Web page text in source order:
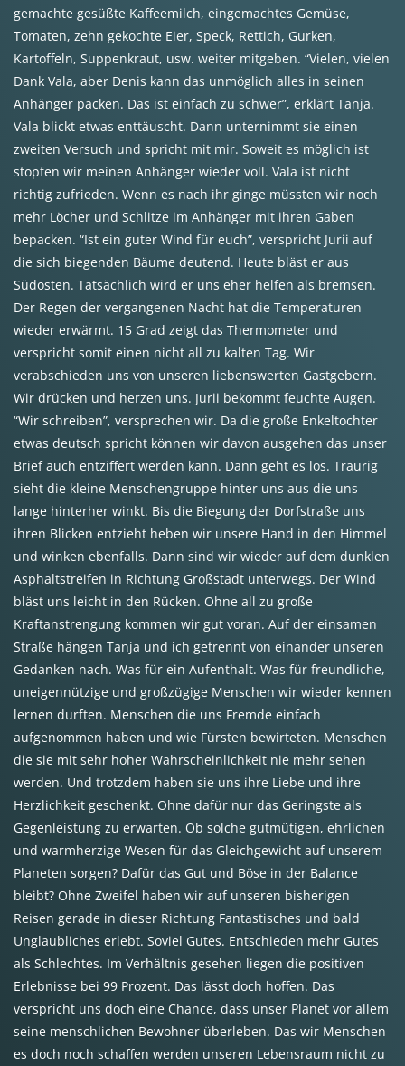
gemachte gesüßte Kaffeemilch, eingemachtes Gemüse,
Tomaten, zehn gekochte Eier, Speck, Rettich, Gurken,
Kartoffeln, Suppenkraut, usw. weiter mitgeben. “Vielen, vielen
Dank Vala, aber Denis kann das unmöglich alles in seinen
Anhänger packen. Das ist einfach zu schwer”, erklärt Tanja.
Vala blickt etwas enttäuscht. Dann unternimmt sie einen
zweiten Versuch und spricht mit mir. Soweit es möglich ist
stopfen wir meinen Anhänger wieder voll. Vala ist nicht
richtig zufrieden. Wenn es nach ihr ginge müssten wir noch
mehr Löcher und Schlitze im Anhänger mit ihren Gaben
bepacken. “Ist ein guter Wind für euch”, verspricht Jurii auf
die sich biegenden Bäume deutend. Heute bläst er aus
Südosten. Tatsächlich wird er uns eher helfen als bremsen.
Der Regen der vergangenen Nacht hat die Temperaturen
wieder erwärmt. 15 Grad zeigt das Thermometer und
verspricht somit einen nicht all zu kalten Tag. Wir
verabschieden uns von unseren liebenswerten Gastgebern.
Wir drücken und herzen uns. Jurii bekommt feuchte Augen.
“Wir schreiben”, versprechen wir. Da die große Enkeltochter
etwas deutsch spricht können wir davon ausgehen das unser
Brief auch entziffert werden kann. Dann geht es los. Traurig
sieht die kleine Menschengruppe hinter uns aus die uns
lange hinterher winkt. Bis die Biegung der Dorfstraße uns
ihren Blicken entzieht heben wir unsere Hand in den Himmel
und winken ebenfalls. Dann sind wir wieder auf dem dunklen
Asphaltstreifen in Richtung Großstadt unterwegs. Der Wind
bläst uns leicht in den Rücken. Ohne all zu große
Kraftanstrengung kommen wir gut voran. Auf der einsamen
Straße hängen Tanja und ich getrennt von einander unseren
Gedanken nach. Was für ein Aufenthalt. Was für freundliche,
uneigennützige und großzügige Menschen wir wieder kennen
lernen durften. Menschen die uns Fremde einfach
aufgenommen haben und wie Fürsten bewirteten. Menschen
die sie mit sehr hoher Wahrscheinlichkeit nie mehr sehen
werden. Und trotzdem haben sie uns ihre Liebe und ihre
Herzlichkeit geschenkt. Ohne dafür nur das Geringste als
Gegenleistung zu erwarten. Ob solche gutmütigen, ehrlichen
und warmherzige Wesen für das Gleichgewicht auf unserem
Planeten sorgen? Dafür das Gut und Böse in der Balance
bleibt? Ohne Zweifel haben wir auf unseren bisherigen
Reisen gerade in dieser Richtung Fantastisches und bald
Unglaubliches erlebt. Soviel Gutes. Entschieden mehr Gutes
als Schlechtes. Im Verhältnis gesehen liegen die positiven
Erlebnisse bei 99 Prozent. Das lässt doch hoffen. Das
verspricht uns doch eine Chance, dass unser Planet vor allem
seine menschlichen Bewohner überleben. Das wir Menschen
es doch noch schaffen werden unseren Lebensraum nicht zu